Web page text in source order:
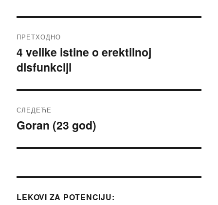
чланка
ПРЕТХОДНО
Претходни
чланак:
4 velike istine o erektilnoj
disfunkciji
СЛЕДЕЋЕ
Следећи
Goran (23 god)
LEKOVI ZA POTENCIJU: